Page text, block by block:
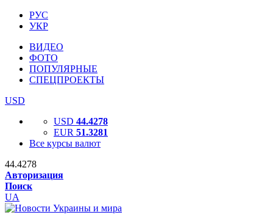
РУС
УКР
ВИДЕО
ФОТО
ПОПУЛЯРНЫЕ
СПЕЦПРОЕКТЫ
USD
USD 44.4278
EUR 51.3281
Все курсы валют
44.4278
Авторизация
Поиск
UA